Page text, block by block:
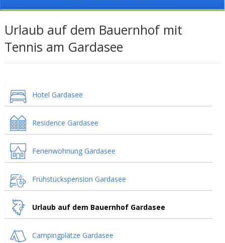
Urlaub auf dem Bauernhof mit
Tennis am Gardasee
Hotel Gardasee
Residence Gardasee
Ferienwohnung Gardasee
Frühstückspension Gardasee
Urlaub auf dem Bauernhof Gardasee
Campingplätze Gardasee